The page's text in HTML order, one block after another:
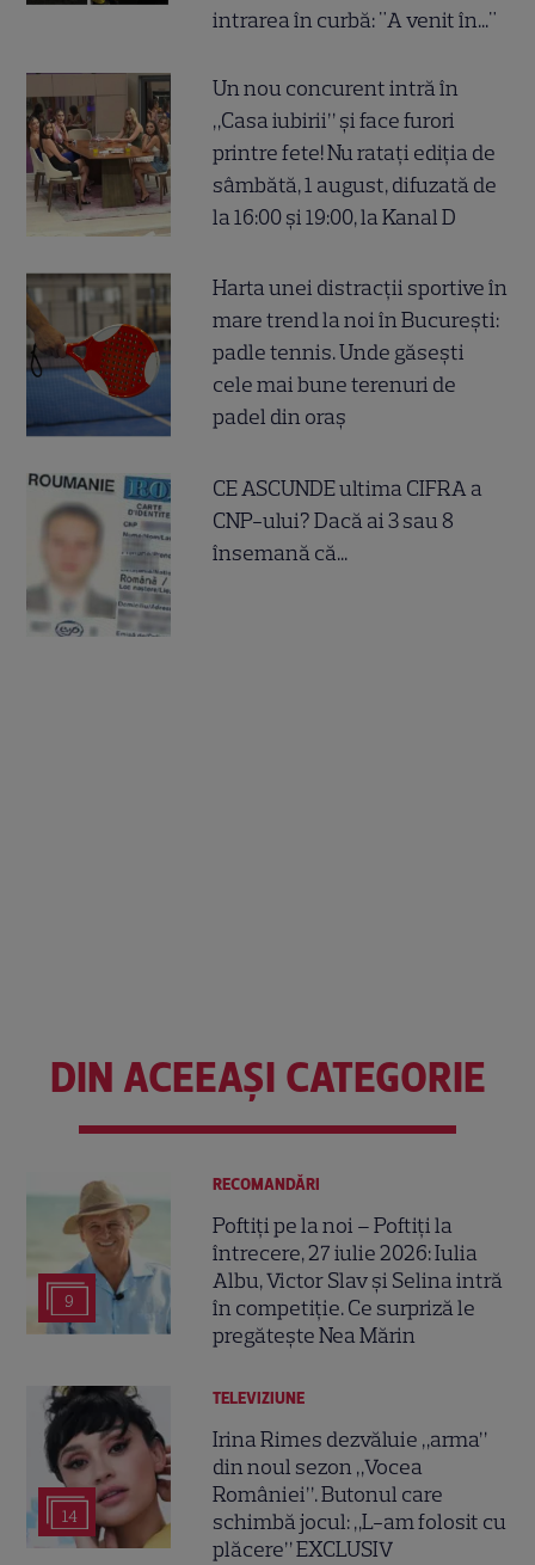
intrarea în curbă: "A venit în..."
Un nou concurent intră în
„Casa iubirii” și face furori
printre fete! Nu ratați ediția de
sâmbătă, 1 august, difuzată de
la 16:00 și 19:00, la Kanal D
Harta unei distracții sportive în
mare trend la noi în București:
padle tennis. Unde găsești
cele mai bune terenuri de
padel din oraș
CE ASCUNDE ultima CIFRA a
CNP-ului? Dacă ai 3 sau 8
însemană că...
DIN ACEEAȘI CATEGORIE
9
RECOMANDĂRI
Poftiți pe la noi – Poftiți la
întrecere, 27 iulie 2026: Iulia
Albu, Victor Slav și Selina intră
în competiție. Ce surpriză le
pregătește Nea Mărin
14
TELEVIZIUNE
Irina Rimes dezvăluie „arma”
din noul sezon „Vocea
României”. Butonul care
schimbă jocul: „L-am folosit cu
plăcere” EXCLUSIV